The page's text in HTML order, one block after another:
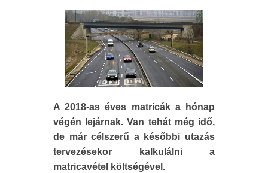
A 2018-as éves matricák a hónap
végén lejárnak. Van tehát még idő,
de már célszerű a későbbi utazás
tervezésekor kalkulálni a
matricavétel költségével.